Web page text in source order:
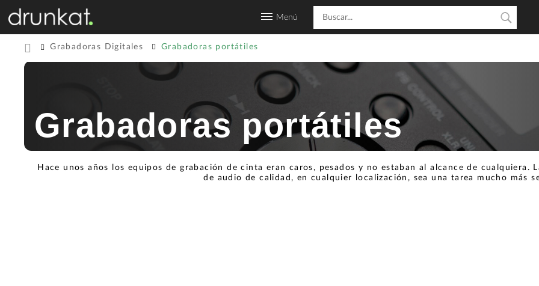
Menú
Grabadoras Digitales Grabadoras portátiles
Grabadoras portátiles
Hace unos años los equipos de grabación de cinta eran caros, pesados y no estaban al alcance de cualquiera.
de audio de calidad, en cualquier localización, sea una tarea mucho más